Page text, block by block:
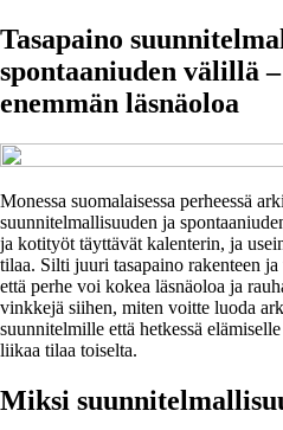
Tasapaino
spontaaniuden välillä
enemmän läsnäoloa
Monessa suomalaisessa perheessä
suunnitelmallisuuden ja
ja kotityöt täyttävät kalenterin, ja
tilaa. Silti juuri tasapaino rakenteen
että perhe voi kokea läsnäoloa ja
vinkkejä siihen, miten voitte luoda
suunnitelmille että hetkessä
liikaa tilaa toiselta.
Miksi